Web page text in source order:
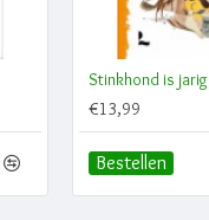
Stinkhond is jarig
€13,99
Bestellen